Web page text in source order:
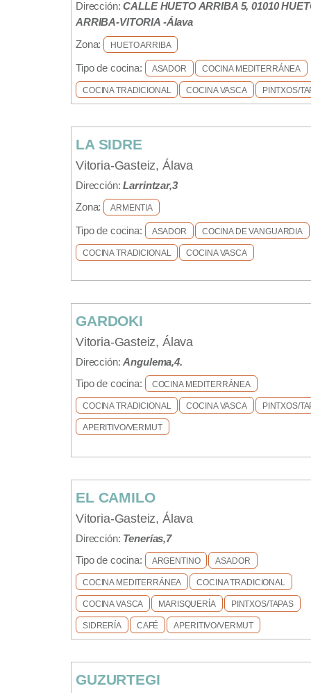
Dirección:CALLE HUETO ARRIBA 5, 01010
ARRIBA-VITORIA -Álava
Zona:
HUETO ARRIBA
Tipo de cocina: ASADOR COCINA MEDITERRÁNEA
COCINA TRADICIONAL COCINA VASCA PINTXOS/
LA SIDRE
Vitoria-Gasteiz, Álava
Dirección:Larrintzar,3
Zona:
ARMENTIA
Tipo de cocina: ASADOR COCINA DE VANGUARDIA
COCINA TRADICIONAL COCINA VASCA
GARDOKI
Vitoria-Gasteiz, Álava
Dirección:Angulema,4.
Tipo de cocina:
COCINA MEDITERRÁNEA
COCINA TRADICIONAL COCINA VASCA PINTXOS/
APERITIVO/VERMUT
EL CAMILO
Vitoria-Gasteiz, Álava
Dirección: Tenerías,7
Tipo de cocina:
ARGENTINO ASADOR
COCINA MEDITERRÁNEA COCINA TRADICIONAL
COCINA VASCA MARISQUERÍA PINTXOS/TAPAS
SIDRERÍA CAFÉ APERITIVO/VERMUT
GUZURTEGI